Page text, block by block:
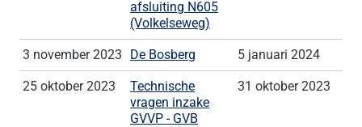
afsluiting N605
(Volkelseweg)
3 november 2023 De Bosberg 5 januari 2024
25 oktober 2023
Technische
vragen inzake
GVVP - GVB
31 oktober 2023